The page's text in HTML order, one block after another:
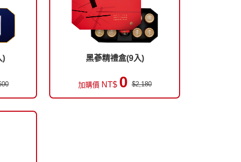
) 黑蔘精禮盒(9入)
加購價NT$ 0$2,180